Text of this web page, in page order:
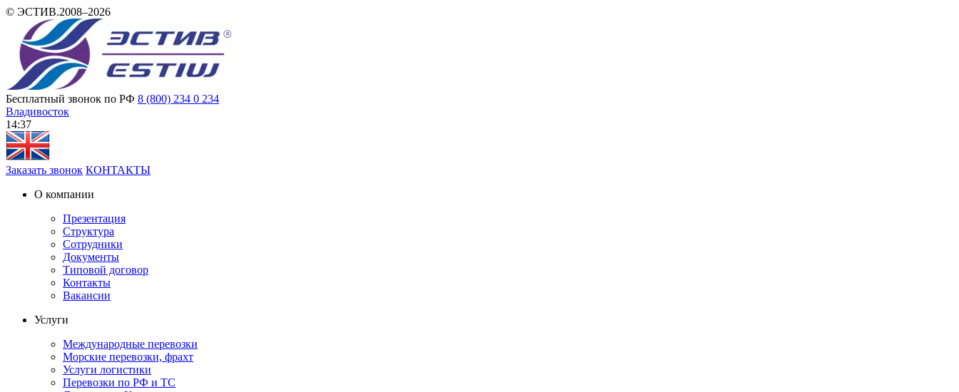
© ЭСТИВ.2008–2026
Бесплатный звонок по РФ 8 (800) 234 0 234
Владивосток
14 37
Заказать звонок КОНТАКТЫ
О компании
Презентация
Структура
Сотрудники
Документы
Типовой договор
Контакты
Вакансии
Услуги
Международные перевозки
Морские перевозки, фрахт
Услуги логистики
Перевозки по РФ и ТС